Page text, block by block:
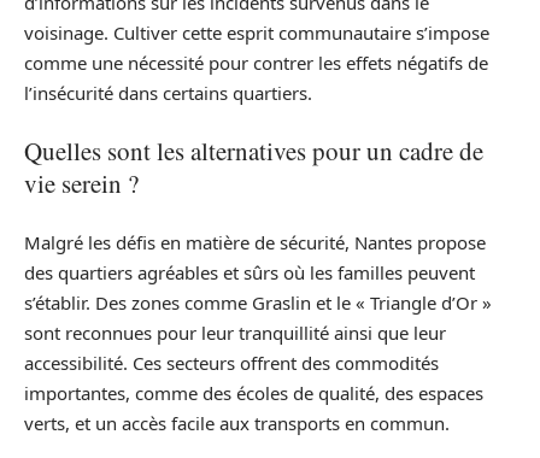
voisinage. Cultiver cette esprit communautaire s’impose
comme une nécessité pour contrer les effets négatifs de
l’insécurité dans certains quartiers.
Quelles sont les alternatives pour un cadre de
vie serein ?
Malgré les défis en matière de sécurité, Nantes propose
des quartiers agréables et sûrs où les familles peuvent
s’établir. Des zones comme Graslin et le « Triangle d’Or »
sont reconnues pour leur tranquillité ainsi que leur
accessibilité. Ces secteurs offrent des commodités
importantes, comme des écoles de qualité, des espaces
verts, et un accès facile aux transports en commun.